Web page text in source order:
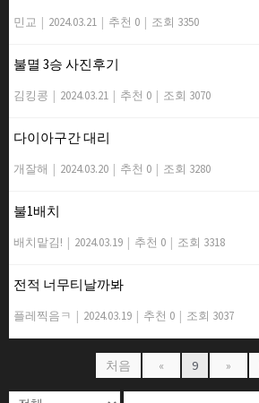
민교 | 2024.03.21 | 추천 0 | 조회 3350
불멸 3승 사진후기
김킹콩 | 2024.03.21 | 추천 0 | 조회 3070
다이아구간 대리
개잘해 | 2024.03.20 | 추천 0 | 조회 3280
불1배치
배치맡김! | 2024.03.19 | 추천 0 | 조회 3318
전적 너무티날까봐
플레찍음ㅋ | 2024.03.19 | 추천 0 | 조회 3037
처음 « 9 »